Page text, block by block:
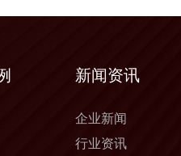
新闻资讯
企业新闻
行业资讯